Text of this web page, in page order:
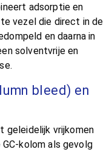
adsorptie en
vezel die direct in de
en daarna in
solventvrije en
bleed) en
geleidelijk vrijkomen
kolom als gevolg